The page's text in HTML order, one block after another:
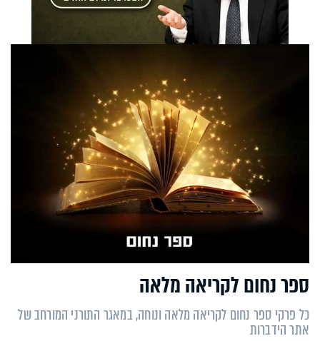
ספר נחום לקריאה מלאה
כל פרקי ספר נחום לקריאה מלאה ונוחה, במאגר התורני המורחב של
אתר הידברות